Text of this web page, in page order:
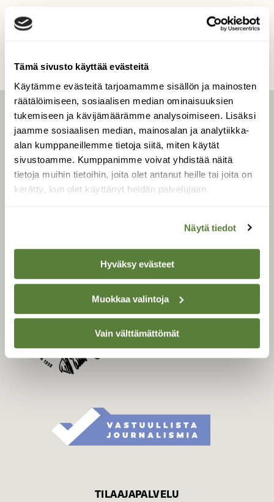
Tämä sivusto käyttää evästeitä
Käytämme evästeitä tarjoamamme sisällön ja mainosten
räätälöimiseen, sosiaalisen median ominaisuuksien
tukemiseen ja kävijämäärämme analysoimiseen. Lisäksi
jaamme sosiaalisen median, mainosalan ja analytiikka-
alan kumppaneillemme tietoja siitä, miten käytät
sivustoamme. Kumppanimme voivat yhdistää näitä
tietoja muihin tietoihin, joita olet antanut heille tai joita on
kerätty, kun olet käyttänyt heidän palvelujaan.
Näytä tiedot
Hyväksy evästeet
Muokkaa valintoja
Vain välttämättömät
LEHTI
Uusin lehti
Tilaa Suomen Luonto
Tilaa digilukuoikeus
Äänestä parasta juttua
SUOJELU­LIITTO
Suomen Luonto -lehden
kustantaja onSuomen
luonnonsuojelu­liitto
TILAAJAPALVELU